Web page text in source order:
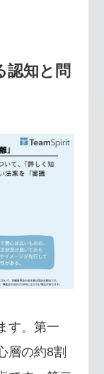
認知と問
す。第一
層の約8割